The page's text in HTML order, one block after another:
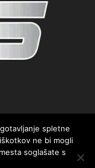
spletne
ne bi mogli
soglašate s